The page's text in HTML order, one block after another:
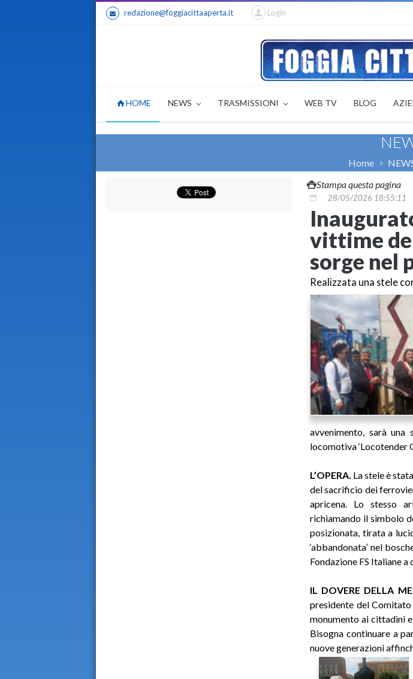
redazione@foggiacittaaperta.it Login
HOME NEWS TRASMISSIONI WEB TV BLOG
Home
Stampa questa pagina
28/05/2026 18:55:11
vittime
sorge nel
Realizzata una stele
avvenimento, sarà
locomotiva ‘Locotender
L’OPERA. La stele è
del sacrificio dei
apricena. Lo stesso
richiamando il simbolo
posizionata, tirata a
‘abbandonata’ nel
Fondazione FS Italiane
IL DOVERE DELLA
presidente del Comitato
monumento ai cittadini
Bisogna continuare a
nuove generazioni